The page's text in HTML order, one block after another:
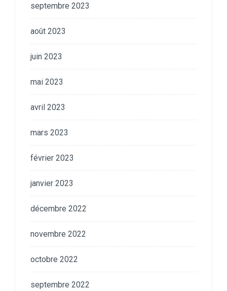
septembre 2023
août 2023
juin 2023
mai 2023
avril 2023
mars 2023
février 2023
janvier 2023
décembre 2022
novembre 2022
octobre 2022
septembre 2022